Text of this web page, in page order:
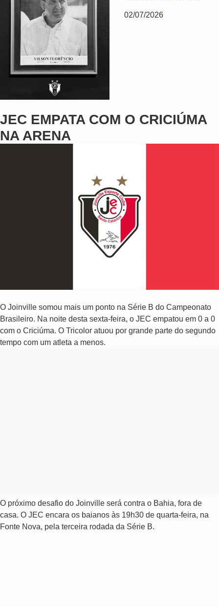
02/07/2026
JEC EMPATA COM O CRICIÚMA
NA ARENA
O Joinville somou mais um ponto na Série B do Campeonato
Brasileiro. Na noite desta sexta-feira, o JEC empatou em 0 a 0
com o Criciúma. O Tricolor atuou por grande parte do segundo
tempo com um atleta a menos.
O próximo desafio do Joinville será contra o Bahia, fora de
casa. O JEC encara os baianos às 19h30 de quarta-feira, na
Fonte Nova, pela terceira rodada da Série B.